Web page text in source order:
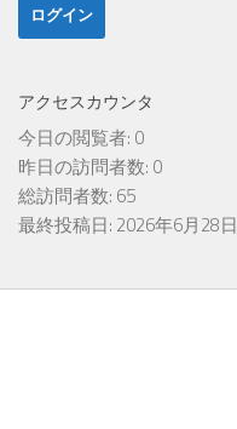
アクセスカウンタ
今日の閲覧者: 0
昨日の訪問者数: 0
総訪問者数: 65
最終投稿日: 2026年6月28日